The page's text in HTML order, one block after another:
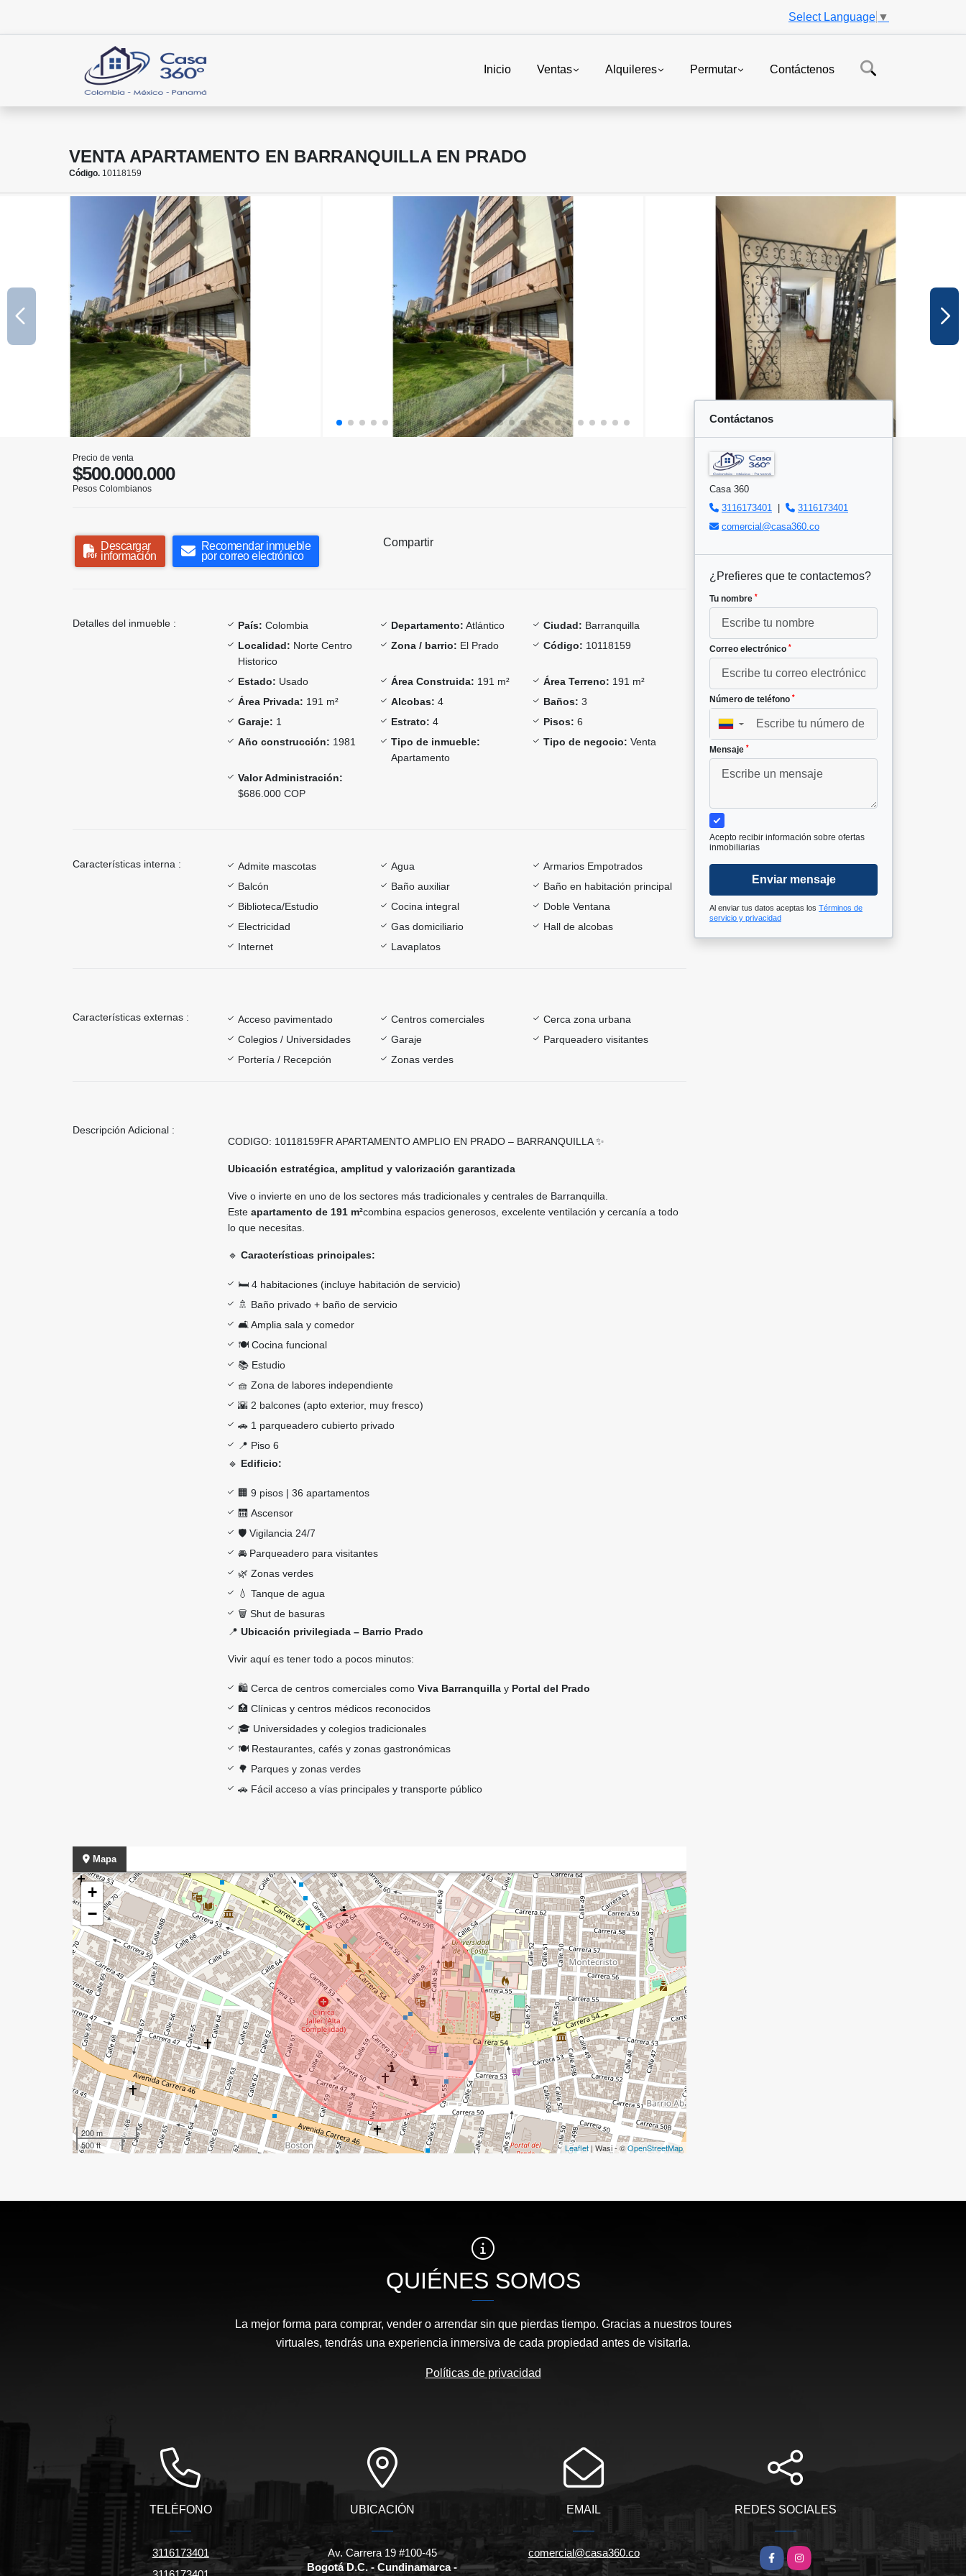
Select Language ▼
Inicio Ventas Alquileres Permutar Contáctenos
VENTA APARTAMENTO EN BARRANQUILLA EN PRADO
Código. 10118159
Precio de venta
$500.000.000
Pesos Colombianos
Descargar
información
Recomendar inmueble
por correo electrónico
Compartir
Detalles del inmueble : País: Colombia Departamento: Atlántico Ciudad: Barranquilla
Localidad: Norte Centro
Historico
Zona / barrio: El Prado Código: 10118159
Estado: Usado Área Construida: 191 m² Área Terreno: 191 m²
Área Privada: 191 m² Alcobas: 4 Baños: 3
Garaje: 1 Estrato: 4 Pisos: 6
Año construcción: 1981
Tipo de inmueble:
Apartamento
Tipo de negocio: Venta
Valor Administración:
$686.000 COP
Características interna : Admite mascotas Agua
Armarios Empotrados
Balcón
Baño auxiliar
Baño en habitación principal
Biblioteca/Estudio
Cocina integral
Doble Ventana
Electricidad
Gas domiciliario
Hall de alcobas
Internet
Lavaplatos
Características externas : Acceso pavimentado Centros comerciales
Cerca zona urbana
Colegios / Universidades
Garaje
Parqueadero visitantes
Portería / Recepción
Zonas verdes
Descripción Adicional :
CODIGO: 10118159FR APARTAMENTO AMPLIO EN PRADO – BARRANQUILLA ✨
Ubicación estratégica, amplitud y valorización garantizada
Vive o invierte en uno de los sectores más tradicionales y centrales de Barranquilla.
Este apartamento de 191 m²combina espacios generosos, excelente ventilación y cercanía a todo
lo que necesitas.
🔹 Características principales:
🛏️ 4 habitaciones (incluye habitación de servicio)
🚿 Baño privado + baño de servicio
🛋️ Amplia sala y comedor
🍽️ Cocina funcional
📚 Estudio
🧺 Zona de labores independiente
🌇 2 balcones (apto exterior, muy fresco)
🚗 1 parqueadero cubierto privado
📍 Piso 6
🔹 Edificio:
🏢 9 pisos | 36 apartamentos
🛗 Ascensor
🛡️ Vigilancia 24/7
🚘 Parqueadero para visitantes
🌿 Zonas verdes
💧 Tanque de agua
🗑️ Shut de basuras
📍 Ubicación privilegiada – Barrio Prado
Vivir aquí es tener todo a pocos minutos:
🛍️ Cerca de centros comerciales como Viva Barranquilla y Portal del Prado
🏥 Clínicas y centros médicos reconocidos
🎓 Universidades y colegios tradicionales
🍽️ Restaurantes, cafés y zonas gastronómicas
🌳 Parques y zonas verdes
🚗 Fácil acceso a vías principales y transporte público
Mapa
+
−
200 m
500 ft
Leaflet | Wasi - ©OpenStreetMap
Contáctanos
Casa 360
3116173401
3116173401
comercial@casa360.co
¿Prefieres que te contactemos?
Tu nombre *
Correo electrónico *
Número de teléfono *
▼
Mensaje *
Acepto recibir información sobre ofertas
inmobiliarias
Enviar mensaje
Al enviar tus datos aceptas los Términos de
servicio y privacidad
QUIÉNES SOMOS
La mejor forma para comprar, vender o arrendar sin que pierdas tiempo. Gracias a nuestros toures
virtuales, tendrás una experiencia inmersiva de cada propiedad antes de visitarla.
Políticas de privacidad
TELÉFONO
3116173401
UBICACIÓN
Av. Carrera 19 #100-45
Bogotá D.C. - Cundinamarca -
EMAIL
comercial@casa360.co
REDES SOCIALES
FacebookInstagram